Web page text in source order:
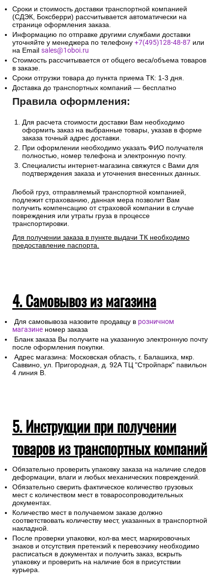
Сроки и стоимость доставки транспортной компанией
(СДЭК, Боксберри) рассчитывается автоматически на
странице оформления заказа.
Информацию по отправке другими службами доставки
уточняйте у менеджера по телефону +7(495)128-48-87 или
на Email sales@1oboi.ru
Стоимость рассчитывается от общего веса/объема товаров
в заказе.
Сроки отгрузки товара до пункта приема ТК: 1-3 дня.
Доставка до транспортных компаний — бесплатно
Правила оформления:
Для расчета стоимости доставки Вам необходимо
оформить заказ на выбранные товары, указав в форме
заказа точный адрес доставки.
При оформлении необходимо указать ФИО получателя
полностью, номер телефона и электронную почту.
Специалисты интернет-магазина свяжутся с Вами для
подтверждения заказа и уточнения внесенных данных.
Любой груз, отправляемый транспортной компанией,
подлежит страхованию, данная мера позволит Вам
получить компенсацию от страховой компании в случае
повреждения или утраты груза в процессе
транспортировки.
Для получении заказа в пункте выдачи ТК необходимо
предоставление паспорта.
4. Самовывоз из магазина
Для самовывоза назовите продавцу в розничном
магазине номер заказа
Бланк заказа Вы получите на указанную электронную почту
после оформления покупки.
Адрес магазина: Московская область, г. Балашиха, мкр.
Саввино, ул. Пригородная, д. 92А ТЦ "Стройпарк" павильон
4 линия В.
5. Инструкции при получении
товаров из транспортных компаний
Обязательно проверить упаковку заказа на наличие следов
деформации, влаги и любых механических повреждений.
Обязательно сверить фактическое количество грузовых
мест с количеством мест в товаросопроводительных
документах.
Количество мест в получаемом заказе должно
соответствовать количеству мест, указанных в транспортной
накладной.
После проверки упаковки, кол-ва мест, маркировочных
знаков и отсутствия претензий к перевозчику необходимо
расписаться в документах и получить заказ, вскрыть
упаковку и проверить на наличие боя в присутствии
курьера.